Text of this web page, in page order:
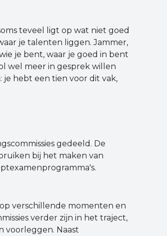
teveel ligt op wat niet goed
je talenten liggen. Jammer,
je bent, waar je goed in bent
wel meer in gesprek willen
je hebt een tien voor dit vak,
gedeeld. De
bij het maken van
verschillende momenten en
verder zijn in het traject,
voorleggen. Naast